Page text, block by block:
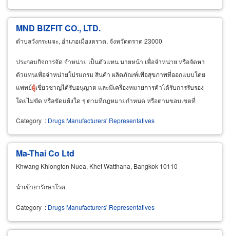
MND BIZFIT CO., LTD.
ตำบลวังกระแจะ, อำเภอเมืองตราด, จังหวัดตราด 23000
ประกอบกิจการจัด จำหน่าย เป็นตัวแทน นายหน้า เพื่อจำหน่าย หรือจัดหา
ตัวแทนเพื่อจำหน่ายโปรแกรม สินค้า ผลิตภัณฑ์เพื่อสุขภาพที่ออกแบบโดย
แพทย์ผู้เชี่ยวชาญได้รับอนุญาต และมีเครื่องหมายการค้าได้รับการรับรอง
โดยไม่ขัด หรือขัดแย้งใด ๆ ตามที่กฎหมายกำหนด หรือตามขอบเขตที่
Category : Drugs Manufacturers' Representatives
Ma-Thai Co Ltd
Khwang Khlongton Nuea, Khet Watthana, Bangkok 10110
นำเข้ายารักษาโรค
Category : Drugs Manufacturers' Representatives